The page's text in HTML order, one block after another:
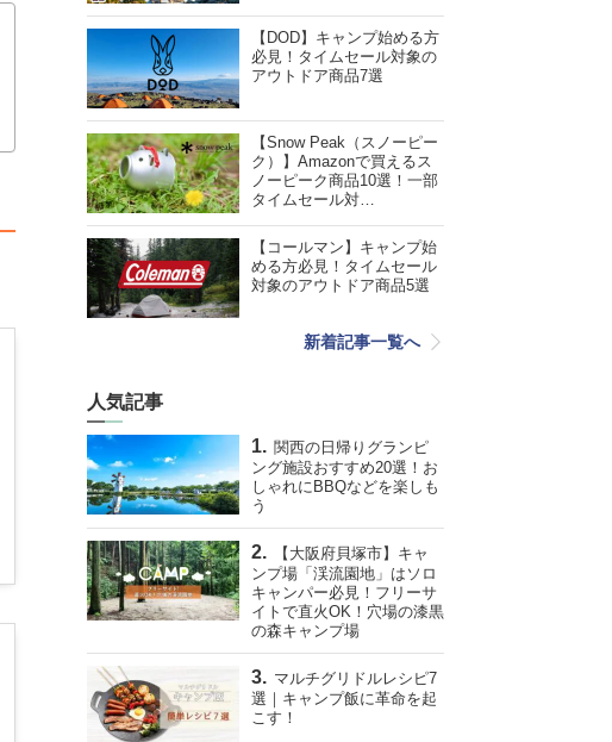
【DOD】キャンプ始める方
必見！タイムセール対象の
アウトドア商品7選
【Snow Peak（スノーピー
ク）】Amazonで買えるス
ノーピーク商品10選！一部
タイムセール対…
【コールマン】キャンプ始
める方必見！タイムセール
対象のアウトドア商品5選
新着記事一覧へ
人気記事
関西の日帰りグランピ
ング施設おすすめ20選！お
しゃれにBBQなどを楽しも
う
【大阪府貝塚市】キャ
ンプ場「渓流園地」はソロ
キャンパー必見！フリーサ
イトで直火OK！穴場の漆黒
の森キャンプ場
マルチグリドルレシピ7
選｜キャンプ飯に革命を起
こす！